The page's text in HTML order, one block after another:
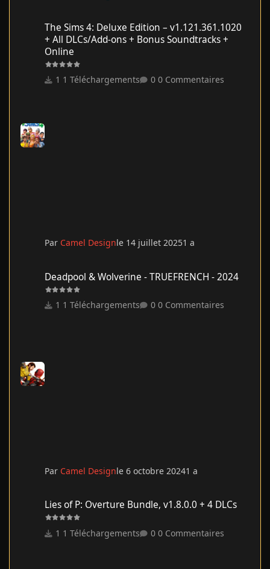
The Sims 4: Deluxe Edition – v1.121.361.1020
+ All DLCs/Add-ons + Bonus Soundtracks +
Online
1 Téléchargements 0 Commentaires
Par Camel Designle 14 juillet 20251 a
Deadpool & Wolverine - TRUEFRENCH - 2024
1 Téléchargements 0 Commentaires
Par Camel Designle 6 octobre 20241 a
Lies of P: Overture Bundle, v1.8.0.0 + 4 DLCs
1 Téléchargements 0 Commentaires